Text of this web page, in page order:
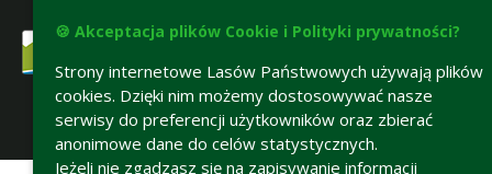
Deklaracja dostępności
🍪 Akceptacja plików Cookie i Polityki prywatności?
Strony internetowe Lasów Państwowych używają plików
cookies. Dzięki nim możemy dostosowywać nasze
serwisy do preferencji użytkowników oraz zbierać
anonimowe dane do celów statystycznych.
Jeżeli nie zgadzasz się na zapisywanie informacji